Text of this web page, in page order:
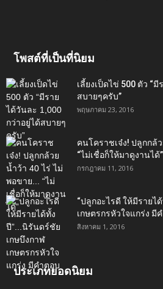
โพสต์ที่เป็นที่นิยม
เลี้ยงเป็ดไข่ 500 ตัว “
สบายๆครับ”
พฤษภาคม 23, 2016
คนโคราชเจ๋ง! ปลูกกล้
“ไม่เชื่อก็ให้มาดูงานได้”‬
กรกฎาคม 11, 2016
“ปลูกอะไรดี ให้มีรายไ
เกษตรกรหัวใจแกร่ง มี
สิงหาคม 1, 2016
ประเภทยอดนิยม